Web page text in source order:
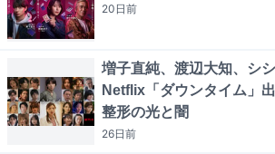
20日前
増子直純、渡辺大知、シ
Netflix「ダウンタイム」
整形の光と闇
26日前